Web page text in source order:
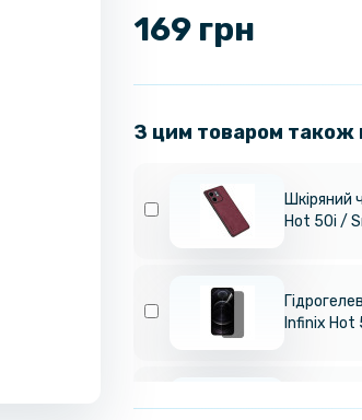
169 грн
З цим товаром також
Шкіряний
Hot 50i /
Infinix